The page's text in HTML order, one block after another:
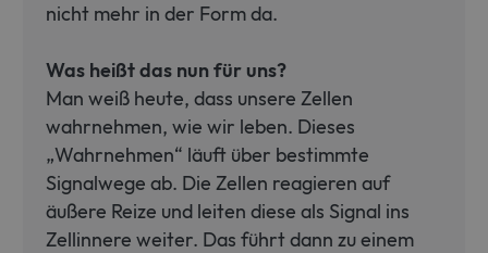
nicht mehr in der Form da.
Was heißt das nun für uns?
Man weiß heute, dass unsere Zellen
wahrnehmen, wie wir leben. Dieses
„Wahrnehmen“ läuft über bestimmte
Signalwege ab. Die Zellen reagieren auf
äußere Reize und leiten diese als Signal ins
Zellinnere weiter. Das führt dann zu einem